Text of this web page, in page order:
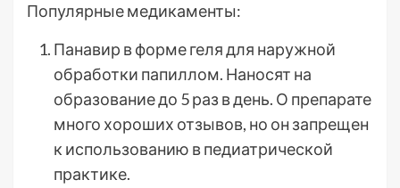
Популярные медикаменты:
Панавир в форме геля для наружной
обработки папиллом. Наносят на
образование до 5 раз в день. О препарате
много хороших отзывов, но он запрещен
к использованию в педиатрической
практике.